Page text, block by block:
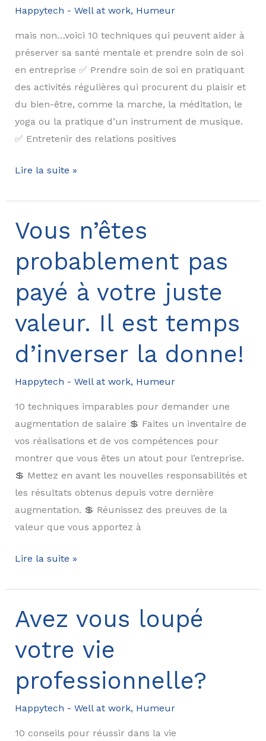
Happytech - Well at work, Humeur
mais non…voici 10 techniques qui peuvent aider à
préserver sa santé mentale et prendre soin de soi
en entreprise ✅ Prendre soin de soi en pratiquant
des activités régulières qui procurent du plaisir et
du bien-être, comme la marche, la méditation, le
yoga ou la pratique d’un instrument de musique.
✅ Entretenir des relations positives
Prendre
de
sa
santé
mentale
en
entreprise,
on
s’en
fout!
Lire la suite »
Vous n’êtes
probablement pas
payé à votre juste
valeur. Il est temps
d’inverser la donne!
Happytech - Well at work, Humeur
10 techniques imparables pour demander une
augmentation de salaire 💲 Faites un inventaire de
vos réalisations et de vos compétences pour
montrer que vous êtes un atout pour l’entreprise.
💲 Mettez en avant les nouvelles responsabilités et
les résultats obtenus depuis votre dernière
augmentation. 💲 Réunissez des preuves de la
valeur que vous apportez à
Vous
probablement
pas
payé
à
votre
juste
valeur.
Il
est
Lire la suite »
Avez vous loupé
votre vie
professionnelle?
Happytech - Well at work, Humeur
10 conseils pour réussir dans la vie